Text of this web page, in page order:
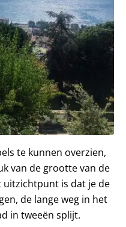
te kunnen overzien,
van de grootte van de
uitzichtpunt is dat je de
de lange weg in het
in tweeën splijt.